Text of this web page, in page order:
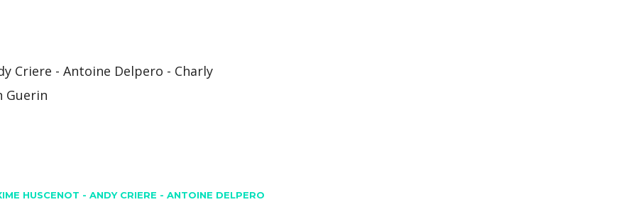
Criere - Antoine Delpero - Charly
Guerin
HUSCENOT - ANDY CRIERE - ANTOINE DELPERO